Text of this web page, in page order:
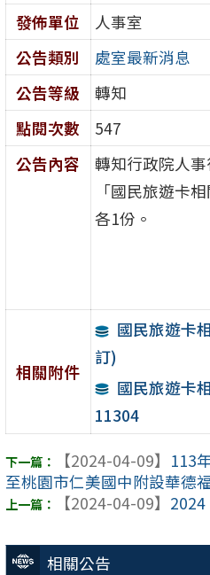
相關公告
發佈單位
人事室
公告類別
處室最新消息
公告等級
轉知
點閱次數
547
公告內容
轉知行政院人
「國民旅遊卡
各1份。
相關附件
國民旅遊卡
訂)
國民旅遊卡
11304
【2024-04-09】 113
至桃園市仁美國中附設華德
【2024-04-09】